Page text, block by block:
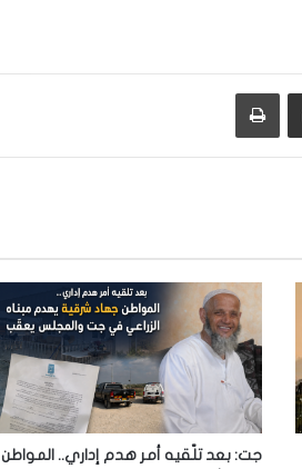
جت: بعد تلّقيه أمر هدم إداري.. المواطن